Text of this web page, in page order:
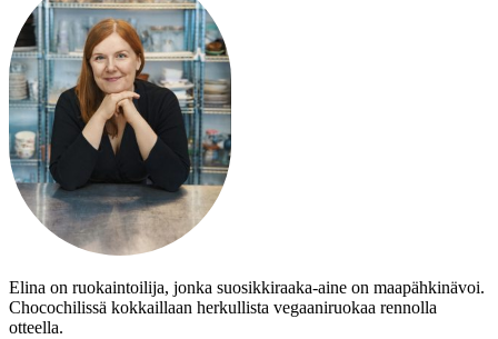
Elina on ruokaintoilija, jonka suosikkiraaka-aine on maapähkinävoi.
Chocochilissä kokkaillaan herkullista vegaaniruokaa rennolla
otteella.